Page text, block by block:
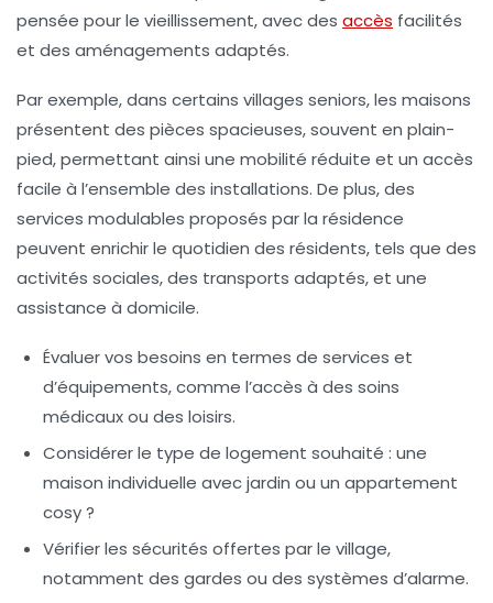
pensée pour le vieillissement, avec des accès facilités
et des aménagements adaptés.
Par exemple, dans certains villages seniors, les maisons
présentent des pièces spacieuses, souvent en plain-
pied, permettant ainsi une mobilité réduite et un accès
facile à l’ensemble des installations. De plus, des
services modulables proposés par la résidence
peuvent enrichir le quotidien des résidents, tels que des
activités sociales, des transports adaptés, et une
assistance à domicile.
Évaluer vos besoins en termes de services et
d’équipements, comme l’accès à des soins
médicaux ou des loisirs.
Considérer le type de logement souhaité : une
maison individuelle avec jardin ou un appartement
cosy ?
Vérifier les sécurités offertes par le village,
notamment des gardes ou des systèmes d’alarme.